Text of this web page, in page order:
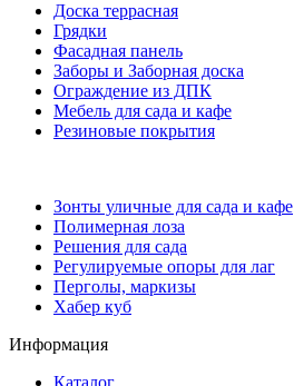
Доска террасная
Грядки
Фасадная панель
Заборы и Заборная доска
Ограждение из ДПК
Мебель для сада и кафе
Резиновые покрытия
Зонты уличные для сада и кафе
Полимерная лоза
Решения для сада
Регулируемые опоры для лаг
Перголы, маркизы
Хабер куб
Информация